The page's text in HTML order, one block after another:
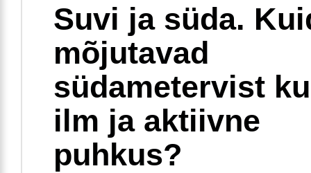
Suvi ja süda.
mõjutavad
südametervist
ilm ja aktiivne
puhkus?